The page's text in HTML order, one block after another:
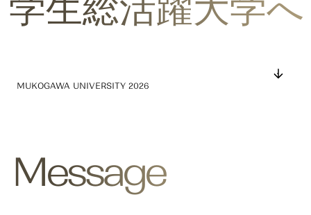
学生総活躍大学へ
MUKOGAWA UNIVERSITY 2026
Message